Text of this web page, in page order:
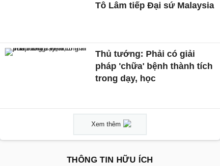
Tô Lâm tiếp Đại sứ Malaysia
Thủ tướng: Phải có giải
pháp 'chữa' bệnh thành tích
trong dạy, học
Xem thêm
THÔNG TIN HỮU ÍCH